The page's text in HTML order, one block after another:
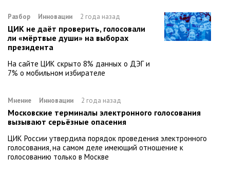
Разбор Инновации 2 года назад
ЦИК не даёт проверить, голосовали
ли «мёртвые души» на выборах
президента
На сайте ЦИК скрыто 8% данных о ДЭГ и
7% о мобильном избирателе
Мнение Инновации 2 года назад
Московские терминалы электронного голосования
вызывают серьёзные опасения
ЦИК России утвердила порядок проведения электронного
голосования, на самом деле имеющий отношение к
голосованию только в Москве